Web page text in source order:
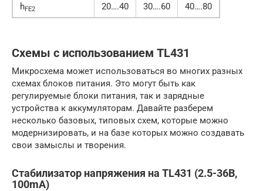
hFE2 20….40 30….60 40….80
Схемы с использованием TL431
Микросхема может использоваться во многих разных
схемах блоков питания. Это могут быть как
регулируемые блоки питания, так и зарядные
устройства к аккумуляторам. Давайте разберем
несколько базовых, типовых схем, которые можно
модернизировать, и на базе которых можно создавать
свои замыслы и творения.
Стабилизатор напряжения на TL431 (2.5-36В,
100mA)